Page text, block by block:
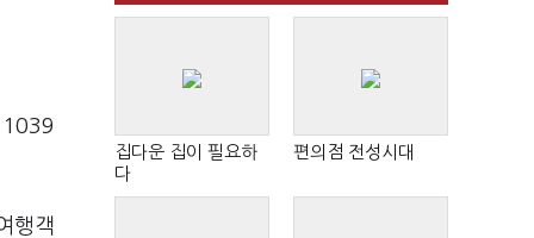
1039
행객
집다운 집이 필요하
다
편의점 전성시대